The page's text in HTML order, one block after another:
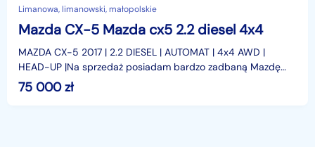
Limanowa, limanowski, małopolskie
Mazda CX-5 Mazda cx5 2.2 diesel 4x4
MAZDA CX-5 2017 | 2.2 DIESEL | AUTOMAT | 4x4 AWD |
HEAD-UP |Na sprzedaż posiadam bardzo zadbaną Mazdę
CX-5 z 2017 roku z silnikiem 2.2 diesel, automatyczną skrz
75 000zł